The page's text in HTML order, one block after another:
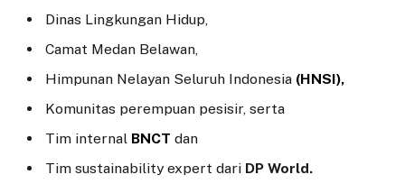
Dinas Lingkungan Hidup,
Camat Medan Belawan,
Himpunan Nelayan Seluruh Indonesia (HNSI),
Komunitas perempuan pesisir, serta
Tim internal BNCT dan
Tim sustainability expert dari DP World.